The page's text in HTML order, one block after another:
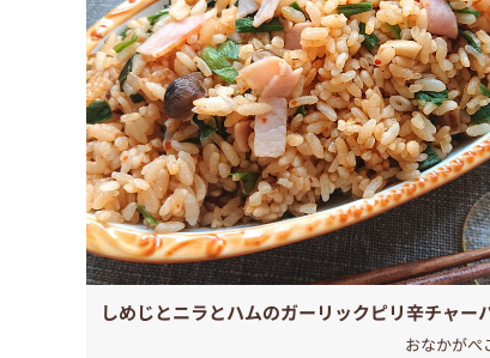
しめじとニラとハムのガーリックピリ辛チャー
おなかがぺ